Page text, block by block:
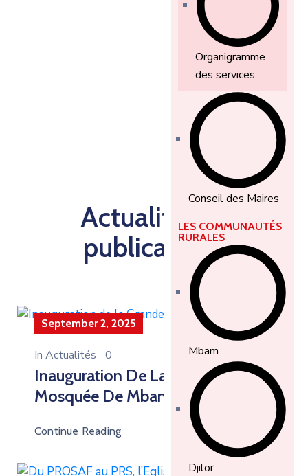
Organigramme
des services
Conseil des Maires
LES COMMUNAUTÉS
RURALES
Mbam
Djilor
Actualités et
publications
September 2, 2025
In Actualités 0
Inauguration De La Grande
Mosquée De Mbam
Continue Reading